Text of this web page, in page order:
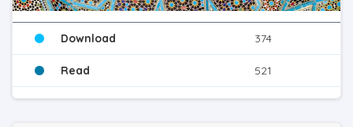
Download 374
Read 521